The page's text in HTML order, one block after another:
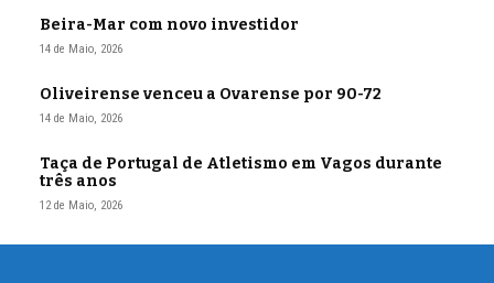
Beira-Mar com novo investidor
14 de Maio, 2026
Oliveirense venceu a Ovarense por 90-72
14 de Maio, 2026
Taça de Portugal de Atletismo em Vagos durante
três anos
12 de Maio, 2026